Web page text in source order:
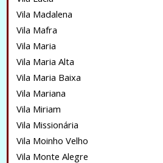
Vila Madalena
Vila Mafra
Vila Maria
Vila Maria Alta
Vila Maria Baixa
Vila Mariana
Vila Miriam
Vila Missionária
Vila Moinho Velho
Vila Monte Alegre